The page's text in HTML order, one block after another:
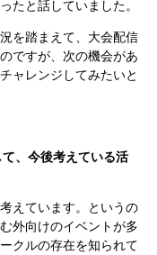
たと話していました。
を踏まえて、大会配信
ですが、次の機会があ
ャレンジしてみたいと
、今後考えている活
えています。というの
外向けのイベントが多
クルの存在を知られて